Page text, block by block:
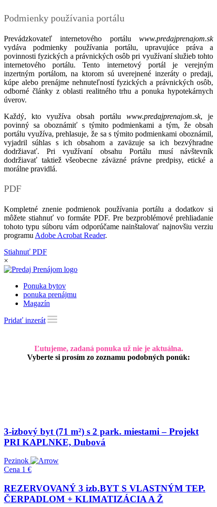
Podmienky používania portálu
Prevádzkovateľ internetového portálu www.predajprenajom.sk
vydáva podmienky používania portálu, upravujúce práva a
povinnosti fyzických a právnických osôb pri využívaní služieb tohto
internetového portálu. Tento internetový portál je verejným
inzertným portálom, na ktorom sú uverejnené inzeráty o predaji,
kúpe alebo prenájme nehnuteľností fyzických a právnických osôb,
odborné články z oblasti realitného trhu a ponuka hypotekárnych
úverov.
Každý, kto využíva obsah portálu www.predajprenajom.sk, je
povinný sa oboznámiť s týmito podmienkami a tým, že obsah
portálu využíva, prehlasuje, že sa s týmito podmienkami oboznámil,
vyjadril súhlas s ich obsahom a zaväzuje sa ich bezvýhradne
dodržiavať. Pri využívaní obsahu Portálu musí návštevník
dodržiavať taktiež všeobecne záväzné právne predpisy, etické a
morálne pravidlá.
PDF
Kompletné znenie podmienok používania portálu a dodatkov si
môžete stiahnuť vo formáte PDF. Pre bezproblémové prehliadanie
tohoto typu súboru vám odporúčame nainštalovať najnovšiu verziu
programu Adobe Acrobat Reader.
Stiahnuť PDF
×
Ponuka bytov
ponuka prenájmu
Magazín
Pridať inzerát
Ľutujeme, zadaná ponuka už nie je aktuálna.
Vyberte si prosím zo zoznamu podobných ponúk:
3-izbový byt (71 m²) s 2 park. miestami – Projekt
PRI KAPLNKE, Dubová
Pezinok
Cena 1 €
REZERVOVANÝ 3 izb.BYT S VLASTNÝM TEP.
ČERPADLOM + KLIMATIZÁCIA A Ž